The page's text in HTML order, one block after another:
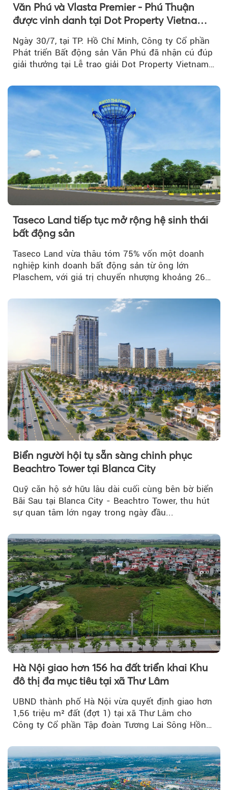
Văn Phú và Vlasta Premier - Phú Thuận
được vinh danh tại Dot Property Vietnam
Real Estate Awards 2026
Ngày 30/7, tại TP. Hồ Chí Minh, Công ty Cổ phần
Phát triển Bất động sản Văn Phú đã nhận cú đúp
giải thưởng tại Lễ trao giải Dot Property Vietnam
Taseco Land tiếp tục mở rộng hệ sinh thái
bất động sản
Taseco Land vừa thâu tóm 75% vốn một doanh
nghiệp kinh doanh bất động sản từ ông lớn
Plaschem, với giá trị chuyển nhượng khoảng 262
Biển người hội tụ sẵn sàng chinh phục
Beachtro Tower tại Blanca City
Quỹ căn hộ sở hữu lâu dài cuối cùng bên bờ biển
Bãi Sau tại Blanca City - Beachtro Tower, thu hút
sự quan tâm lớn ngay trong ngày đầu...
Hà Nội giao hơn 156 ha đất triển khai Khu
đô thị đa mục tiêu tại xã Thư Lâm
UBND thành phố Hà Nội vừa quyết định giao hơn
1,56 triệu m² đất (đợt 1) tại xã Thư Lâm cho
Công ty Cổ phần Tập đoàn Tương Lai Sông Hồng